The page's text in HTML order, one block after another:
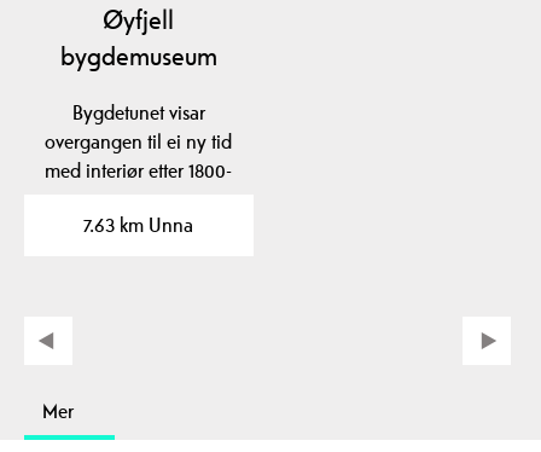
Øyfjell
bygdemuseum
Bygdetunet visar
overgangen til ei ny tid
med interiør etter 1800-
7.63 km Unna
Mer